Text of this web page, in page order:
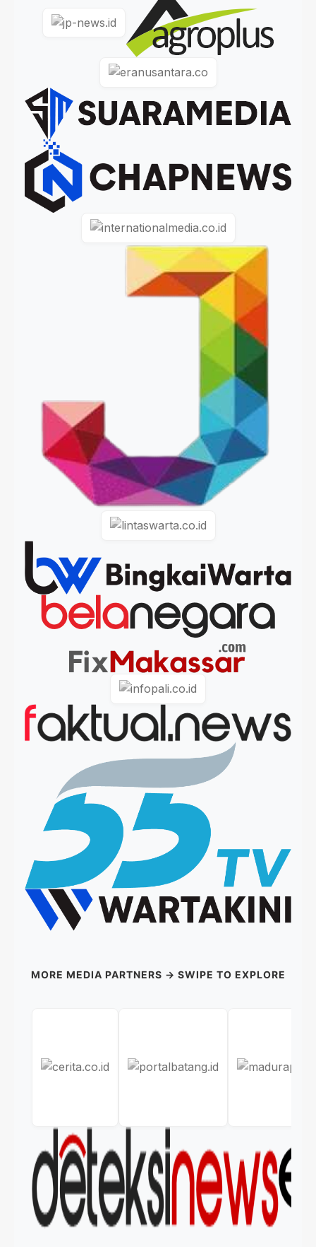
MORE MEDIA PARTNERS → SWIPE TO EXPLORE